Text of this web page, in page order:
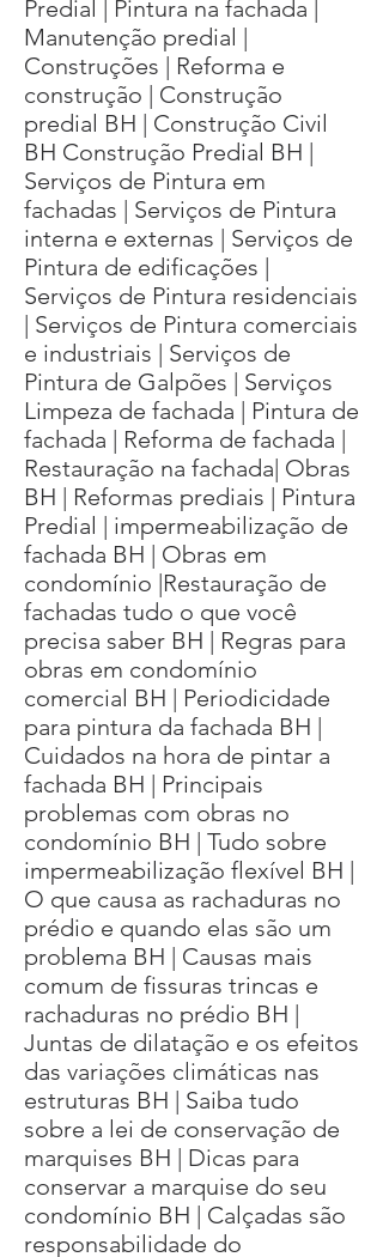
Predial | Pintura na fachada |
Manutenção predial |
Construções | Reforma e
construção | Construção
predial BH | Construção Civil
BH Construção Predial BH |
Serviços de Pintura em
fachadas | Serviços de Pintura
interna e externas | Serviços de
Pintura de edificações |
Serviços de Pintura residenciais
| Serviços de Pintura comerciais
e industriais | Serviços de
Pintura de Galpões | Serviços
Limpeza de fachada | Pintura de
fachada | Reforma de fachada |
Restauração na fachada| Obras
BH | Reformas prediais | Pintura
Predial | impermeabilização de
fachada BH | Obras em
condomínio |Restauração de
fachadas tudo o que você
precisa saber BH | Regras para
obras em condomínio
comercial BH | Periodicidade
para pintura da fachada BH |
Cuidados na hora de pintar a
fachada BH | Principais
problemas com obras no
condomínio BH | Tudo sobre
impermeabilização flexível BH |
O que causa as rachaduras no
prédio e quando elas são um
problema BH | Causas mais
comum de fissuras trincas e
rachaduras no prédio BH |
Juntas de dilatação e os efeitos
das variações climáticas nas
estruturas BH | Saiba tudo
sobre a lei de conservação de
marquises BH | Dicas para
conservar a marquise do seu
condomínio BH | Calçadas são
responsabilidade do